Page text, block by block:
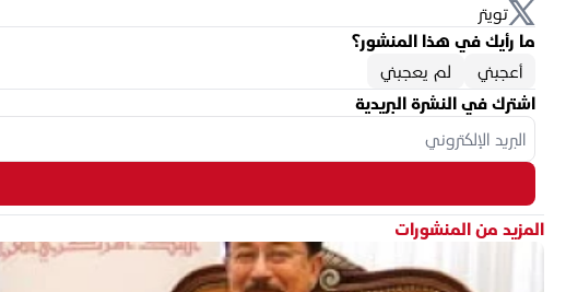
تويتر
ما رأيك في هذا المنشور؟
أعجبني
لم يعجبني
اشترك في النشرة البريدية
المزيد من المنشورات